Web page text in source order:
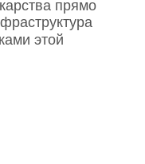
прямо
этой